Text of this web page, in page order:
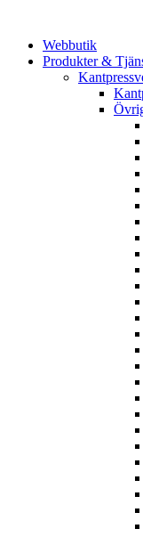
Webbutik
Produkter &